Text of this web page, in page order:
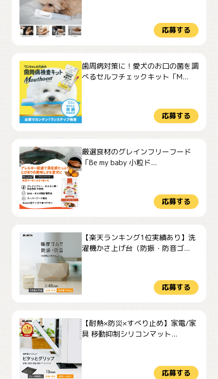
応募する
歯周病対策に！愛犬のお口の菌を調
べるセルフチェックキット「M...
応募する
厳選食材のグレインフリーフード
「Be my baby 小粒ド...
応募する
【楽天ランキング1位実績あり】洗
濯機かさ上げ台（防振・防音ゴ...
応募する
【耐熱×防災×すべり止め】家電/家
具 移動抑制シリコンマット...
応募する